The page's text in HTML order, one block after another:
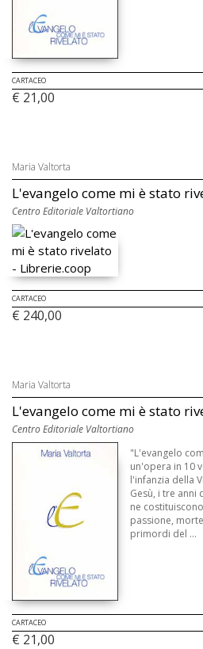
CARTACEO
€ 21,00
Maria Valtorta
L'evangelo come mi è stato
Centro Editoriale Valtortiano
CARTACEO
€ 240,00
Maria Valtorta
L'evangelo come mi è stato
Centro Editoriale Valtortiano
"L'evangelo
un'opera in 10
l'infanzia della
Gesù, i tre anni
ne
passione,
primordi del ...
CARTACEO
€ 21,00